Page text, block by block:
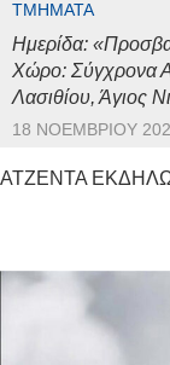
ΤΜΉΜΑΤΑ
Ημερίδα:
Χώρο: Σύγχρονα
Λασιθίου, Άγιος
18 ΝΟΕΜΒΡΊΟΥ
ΑΤΖΕΝΤΑ